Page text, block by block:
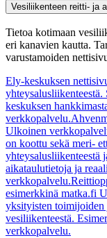
Vesiliikenteen reitti- ja
Tietoa kotimaan
eri kanavien kautta.
varustamoiden
Ely-keskuksen
keskuksen
verkkopalvelu.
Ulkoinen
on koottu sekä meri-
yhteysalusliikenteestä
aikataulutietoja ja
verkkopalvelu.
esimerkkinä matka.fi
yksityisten toimijoiden
vesiliikenteestä.
verkkopalvelu.